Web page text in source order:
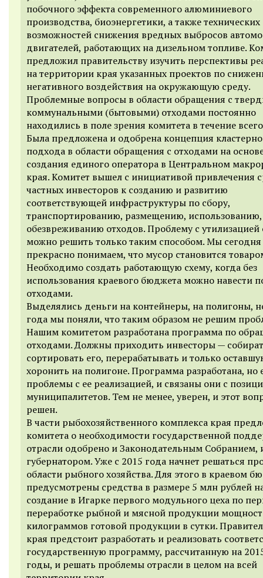
побочного эффекта современного алюминиевого
производства, биоэнергетики, а также технических
возможностей снижения вредных выбросов
двигателей, работающих на дизельном топливе.
предложил правительству изучить перспективы
на территории края указанных проектов по
негативного воздействия на окружающую среду.
Проблемные вопросы в области обращения с
коммунальными (бытовыми) отходами постоянно
находились в поле зрения комитета в течение
Была предложена и одобрена концепция
подхода в области обращения с отходами на
создания единого оператора в Центральном
края. Комитет вышел с инициативой привлечения
частных инвесторов к созданию и развитию
соответствующей инфраструктуры по сбору,
транспортированию, размещению, использованию,
обезвреживанию отходов. Проблему с утилизацией
можно решить только таким способом. Мы сегодня
прекрасно понимаем, что мусор становится
Необходимо создать работающую схему, когда без
использования краевого бюджета можно навести
отходами.
Выделялись деньги на контейнеры, на полигоны,
года мы поняли, что таким образом не решим
Нашим комитетом разработана программа по
отходами. Должны приходить инвесторы —
сортировать его, перерабатывать и только
хоронить на полигоне. Программа разработана, но
проблемы с ее реализацией, и связаны они с
муниципалитетов. Тем не менее, уверен, и этот
решен.
В части рыбохозяйственного комплекса края
комитета о необходимости государственной
отрасли одобрено и Законодательным Собранием,
губернатором. Уже с 2015 года начнет решаться
области рыбного хозяйства. Для этого в краевом
предусмотрены средства в размере 5 млн рублей
создание в Игарке первого модульного цеха по
переработке рыбной и мясной продукции
килограммов готовой продукции в сутки.
края предстоит разработать и реализовать
государственную программу, рассчитанную на
годы, и решать проблемы отрасли в целом на всей